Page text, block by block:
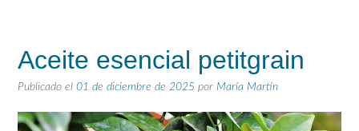
Aceite esencial petitgrain
Publicado el 01 de diciembre de 2025 por María Martín